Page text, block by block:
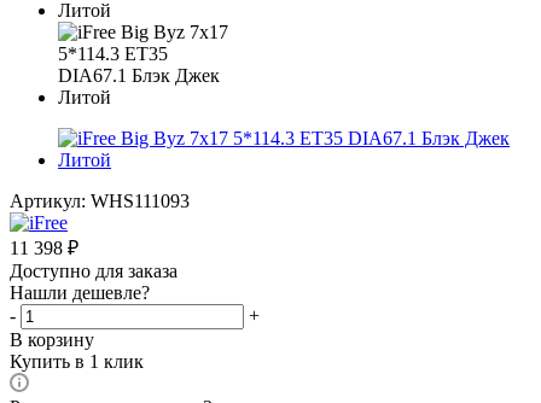
Артикул: WHS111093
11 398 ₽
Доступно для заказа
Нашли дешевле?
-
+
В корзину
Купить в 1 клик